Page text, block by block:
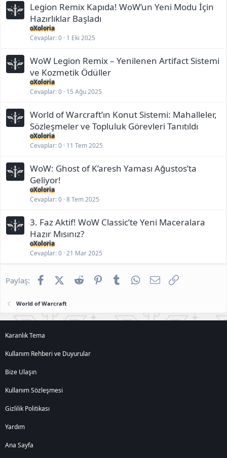
Legion Remix Kapıda! WoW’un Yeni Modu İçin
Hazırlıklar Başladı
oXoloria
Cevaplar 0 1 Eki 2025
WoW Legion Remix – Yenilenen Artifact Sistemi
ve Kozmetik Ödüller
oXoloria
Cevaplar 0 15 Ağu 2025
World of Warcraft’ın Konut Sistemi: Mahalleler,
Sözleşmeler ve Topluluk Görevleri Tanıtıldı
oXoloria
Cevaplar 0 11 Tem 2025
WoW: Ghost of K’aresh Yaması Ağustos’ta
Geliyor!
oXoloria
Cevaplar 0 8 Tem 2025
3. Faz Aktif! WoW Classic’te Yeni Maceralara
Hazır Mısınız?
oXoloria
Cevaplar 0 21 Mar 2025
Paylaş: FacebookX (Twitter)
Reddit PinterestTumblr WhatsApp
E-posta
World of Warcraft
Karanlık Tema
Kullanım Rehberi ve Duyurular
Bize Ulaşın
Kullanım Sözleşmesi
Gizlilik Politikası
Yardım
Ana Sayfa